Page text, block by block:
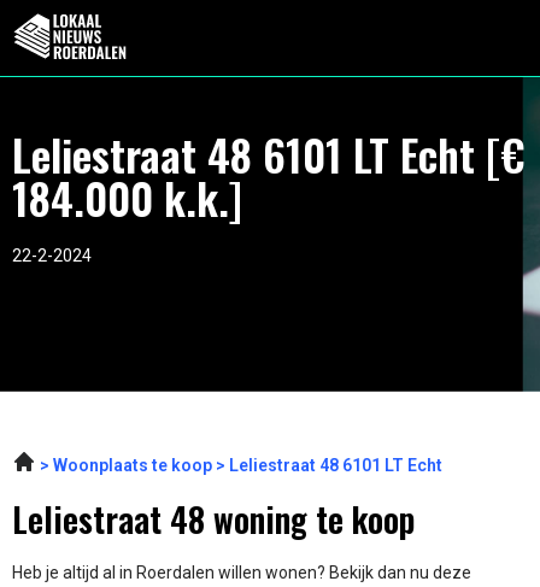
Leliestraat 48 6101 LT Echt [€
184.000 k.k.]
22-2-2024
Woonplaats te koop Leliestraat 48 6101 LT Echt
Leliestraat 48 woning te koop
Heb je altijd al in Roerdalen willen wonen? Bekijk dan nu deze